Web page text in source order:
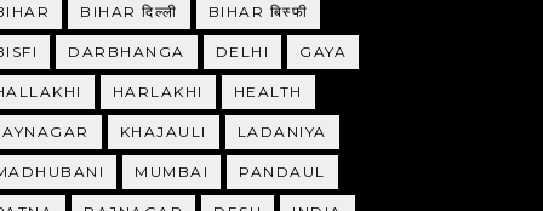
BIHAR दिल्ली BIHAR बिस्फी
DARBHANGA DELHI GAYA
HARLAKHI HEALTH
KHAJAULI LADANIYA
MUMBAI PANDAUL